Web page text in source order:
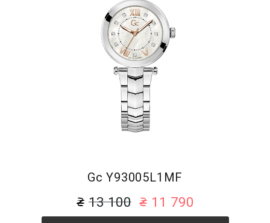
Gc Y93005L1MF
13 100 11 790